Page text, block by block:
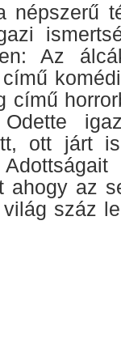
népszerű
Az
című
ott járt
ahogy az
száz